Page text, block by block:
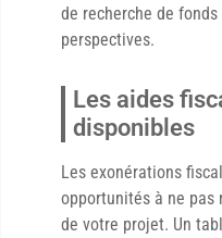
de recherche de
perspectives.
Les aides
disponibles
Les exonérations
opportunités à ne pas
de votre projet. Un